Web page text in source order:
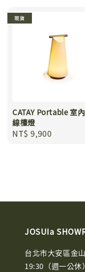
現貨
CATAY Portable 室
線檯燈
Regular
NT$ 9,900
JOSUIa
台北市大安區金
19:30（週一公休）